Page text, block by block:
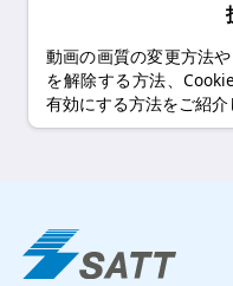
動画の画質の変更方法
を解除する方法、
有効にする方法をご紹介